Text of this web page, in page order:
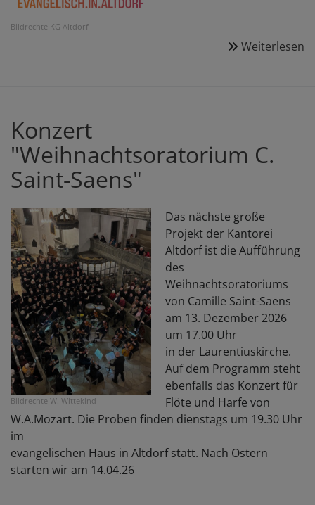
Bildrechte KG Altdorf
Weiterlesen
Konzert
"Weihnachtsoratorium C.
Saint-Saens"
Bildrechte W. Wittekind
Das nächste große
Projekt der Kantorei
Altdorf ist die Aufführung
des
Weihnachtsoratoriums
von Camille Saint-Saens
am 13. Dezember 2026
um 17.00 Uhr
in der Laurentiuskirche.
Auf dem Programm steht
ebenfalls das Konzert für
Flöte und Harfe von
W.A.Mozart. Die Proben finden dienstags um 19.30 Uhr
im
evangelischen Haus in Altdorf statt. Nach Ostern
starten wir am 14.04.26